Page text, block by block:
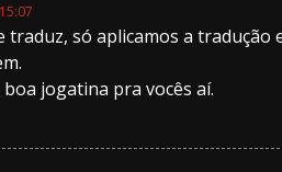
traduz, só aplicamos a tradução
jogatina pra vocês aí.